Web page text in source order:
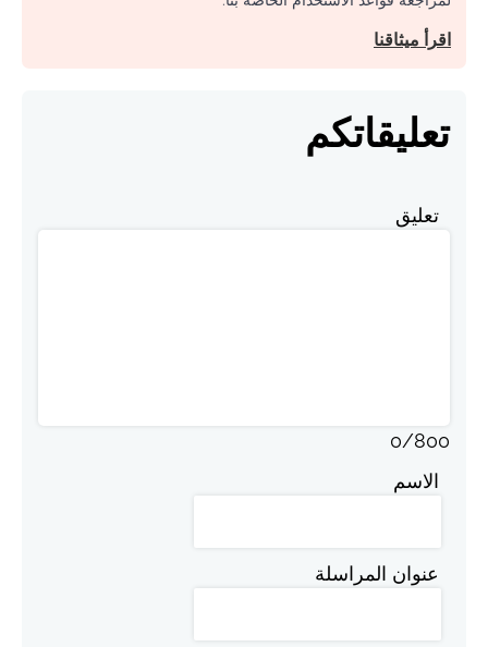
اقرأ ميثاقنا
تعليقاتكم
تعليق
0/800
الاسم
عنوان المراسلة